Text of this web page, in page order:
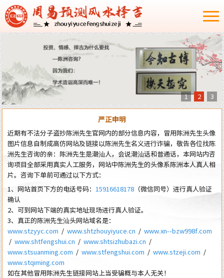
1 2 3
严正申明
近期有不法分子盗抄陈洲先生官网内的部分信息内容，冒用陈洲先生头像
图片信息自制成高仿网站及链接以陈洲先生名义进行诈骗，敬告各位找陈
洲先生咨询的亲：陈洲先生是潮汕人，会说潮汕话和普通话，本网站内咨
询项目全部采用真实人工服务，网站中陈洲先生的头像系陈洲本人真人相
片。咨询下单前可通过以下方式：
1、网站首页下方的电话号码： 15916618178 （微信同号）进行真人验证
确认
2、可到网站下端的真实地址现场进行真人验证。
3、真正的陈洲先生汕头网站域名是：
www.stzyyc.com / www.shtzhouyiyuce.cn / www.xn--bzw998f.com
/ www.shtfengshui.cn / www.shtsizhubazi.cn /
www.stsuanming.com / www.stfengshui.com / www.stzeji.com /
www.stqiming.com
如在其他冒用陈洲先生链接网站上当受骗概与本人无关！